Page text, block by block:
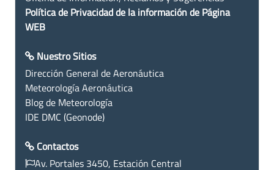
Política de Privacidad de la información de Página
WEB
Nuestro Sitios
Dirección General de Aeronáutica
Meteorología Aeronáutica
Blog de Meteorología
IDE DMC (Geonode)
Contactos
Av. Portales 3450, Estación Central